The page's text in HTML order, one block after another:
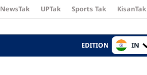
NewsTak UPTak Sports Tak KisanTak
EDITION IN